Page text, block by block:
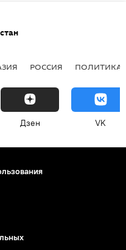
РОССИЯ ПОЛИТИКА
Дзен VK